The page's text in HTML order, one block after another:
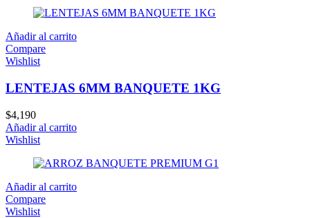
Añadir al carrito
Compare
Wishlist
LENTEJAS 6MM BANQUETE 1KG
$4,190
Añadir al carrito
Wishlist
Añadir al carrito
Compare
Wishlist